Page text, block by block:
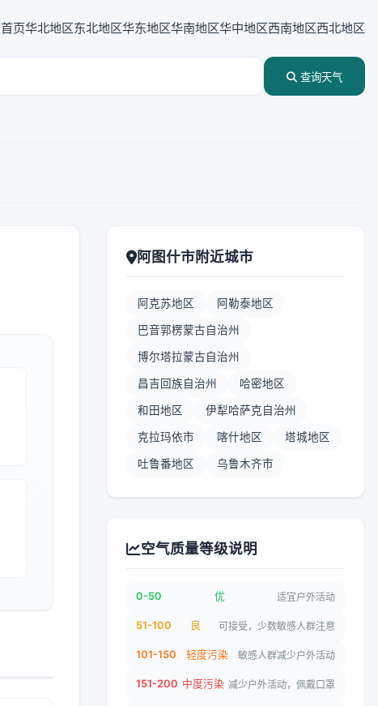
首页华北地区东北地区华东地区华南地区华中地区西南地区西北地区
查询天气
阿图什市附近城市
阿克苏地区 阿勒泰地区
巴音郭楞蒙古自治州
博尔塔拉蒙古自治州
昌吉回族自治州 哈密地区
和田地区 伊犁哈萨克自治州
克拉玛依市 喀什地区 塔城地区
吐鲁番地区 乌鲁木齐市
空气质量等级说明
0-50 优 适宜户外活动
51-100 良 可接受，少数敏感人群注意
101-150 轻度污染 敏感人群减少户外活动
151-200 中度污染 减少户外活动，佩戴口罩